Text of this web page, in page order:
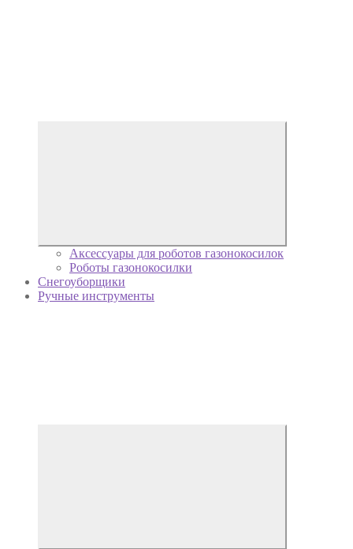
Аксессуары для роботов газонокосилок
Роботы газонокосилки
Снегоуборщики
Ручные инструменты